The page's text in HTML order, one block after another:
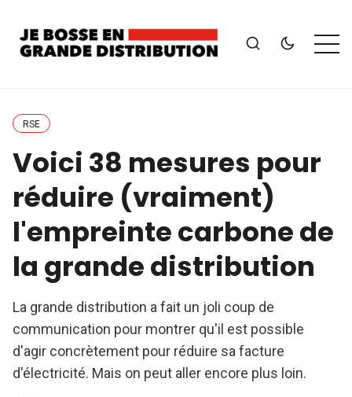
RSE
Voici 38 mesures pour
réduire (vraiment)
l'empreinte carbone de
la grande distribution
La grande distribution a fait un joli coup de
communication pour montrer qu'il est possible
d'agir concrètement pour réduire sa facture
d'électricité. Mais on peut aller encore plus loin.